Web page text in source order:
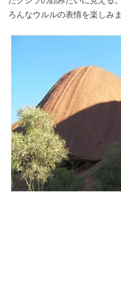
ろんなウルルの表情を楽しみま